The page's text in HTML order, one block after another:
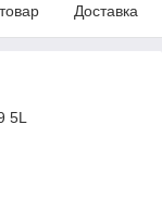
Доставка
5L